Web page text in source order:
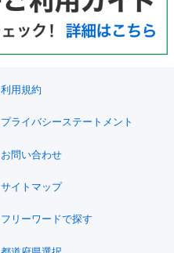
利用規約
プライバシーステートメント
お問い合わせ
サイトマップ
フリーワードで探す